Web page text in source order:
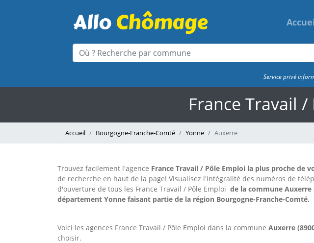
Service privé
France Travail
Accueil Bourgogne-Franche-Comté Yonne Auxerre
Trouvez facilement l'agence France Travail / Pôle Emploi la plus proche de
de recherche en haut de la page! Visualisez l'intégralité des numéros de
d'ouverture de tous les France Travail / Pôle Emploi de la commune Auxerre
département Yonne faisant partie de la région Bourgogne-Franche-Comté.
Voici les agences France Travail / Pôle Emploi dans la commune Auxerre
choisir.